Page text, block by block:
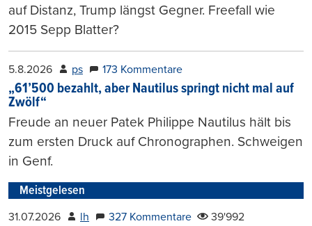
auf Distanz, Trump längst Gegner. Freefall wie
2015 Sepp Blatter?
5.8.2026 ps 173 Kommentare
„61’500 bezahlt, aber Nautilus springt nicht mal auf
Zwölf“
Freude an neuer Patek Philippe Nautilus hält bis
zum ersten Druck auf Chronographen. Schweigen
in Genf.
Meistgelesen
31.07.2026 lh 327 Kommentare 39'992